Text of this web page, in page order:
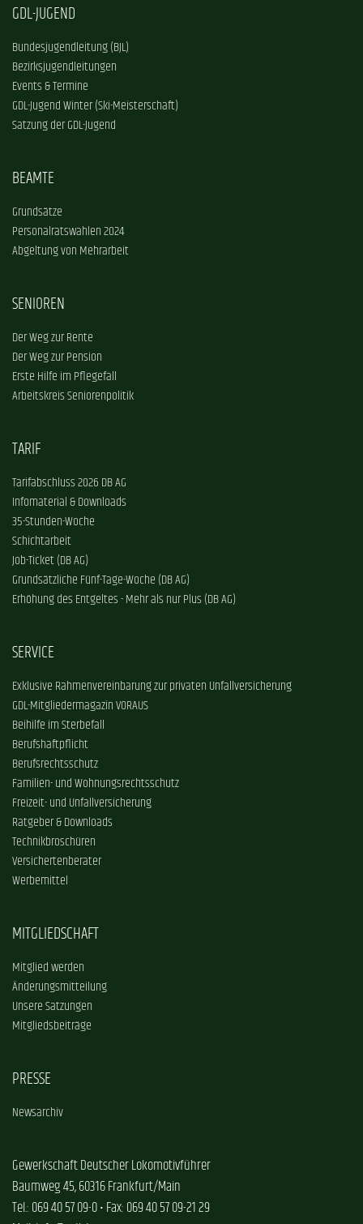
GDL-JUGEND
Bundesjugendleitung (BJL)
Bezirksjugendleitungen
Events & Termine
GDL-Jugend Winter (Ski-Meisterschaft)
Satzung der GDL-Jugend
BEAMTE
Grundsätze
Personalratswahlen 2024
Abgeltung von Mehrarbeit
SENIOREN
Der Weg zur Rente
Der Weg zur Pension
Erste Hilfe im Pflegefall
Arbeitskreis Seniorenpolitik
TARIF
Tarifabschluss 2026 DB AG
Infomaterial & Downloads
35-Stunden-Woche
Schichtarbeit
Job-Ticket (DB AG)
Grundsätzliche Fünf-Tage-Woche (DB AG)
Erhöhung des Entgeltes - Mehr als nur Plus (DB AG)
SERVICE
Exklusive Rahmenvereinbarung zur privaten Unfallversicherung
GDL-Mitgliedermagazin VORAUS
Beihilfe im Sterbefall
Berufshaftpflicht
Berufsrechtsschutz
Familien- und Wohnungsrechtsschutz
Freizeit- und Unfallversicherung
Ratgeber & Downloads
Technikbroschüren
Versichertenberater
Werbemittel
MITGLIEDSCHAFT
Mitglied werden
Änderungsmitteilung
Unsere Satzungen
Mitgliedsbeiträge
PRESSE
Newsarchiv
Gewerkschaft Deutscher Lokomotivführer
Baumweg 45, 60316 Frankfurt/Main
Tel.: 069 40 57 09-0 • Fax: 069 40 57 09-21 29